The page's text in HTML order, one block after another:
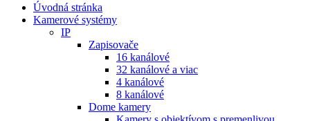
Úvodná stránka
Kamerové systémy
IP
Zapisovače
16 kanálové
32 kanálové a viac
4 kanálové
8 kanálové
Dome kamery